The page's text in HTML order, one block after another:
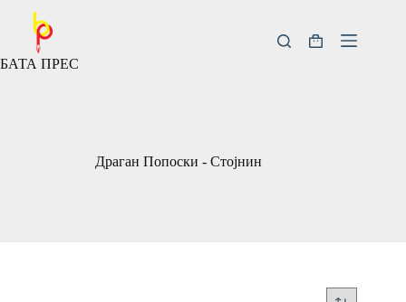
содржината
БАТА ПРЕС
Кошничка
Драган Попоски - Стојнин